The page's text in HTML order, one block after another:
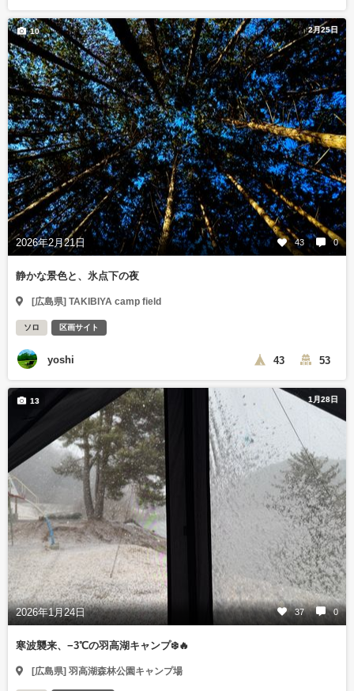
2月25日
2026年2月21日 43 0
10
静かな景色と、氷点下の夜
[広島県] TAKIBIYA camp field
ソロ 区画サイト
yoshi 43 53
1月28日
2026年1月24日 37 0
13
寒波襲来、−3℃の羽高湖キャンプ❄️🔥
[広島県] 羽高湖森林公園キャンプ場